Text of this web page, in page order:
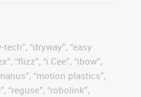
“dryway”, “easy
“flizz”, “i.Cee”, “ibow”,
“motion plastics”,
“reguse”, “robolink”,